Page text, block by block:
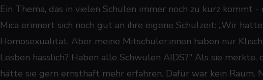
Ein Thema, das in vielen Schulen immer noch zu kurz kommt
Mica erinnert sich noch gut an ihre eigene Schulzeit: „Wir
Homosexualität. Aber meine Mitschüler:innen haben nur
Lesben hässlich? Haben alle Schwulen AIDS?" Als sie merkte,
hätte sie gern ernsthaft mehr erfahren. Dafür war kein Raum.